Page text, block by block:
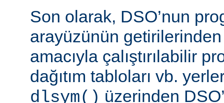
Son olarak, DSO’nun
arayüzünün
amacıyla çalıştırılabilir
dağıtım tabloları vb.
dlsym() üzerinden